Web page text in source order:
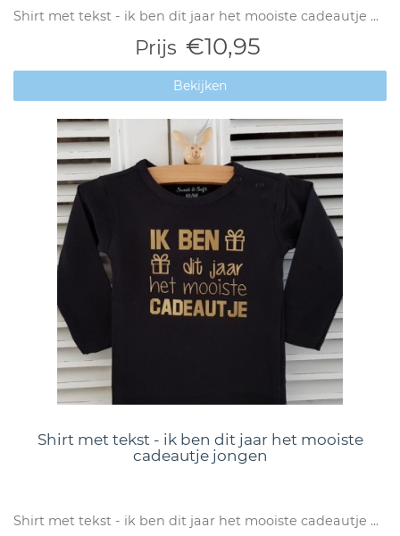
Shirt met tekst - ik ben dit jaar het mooiste cadeautje ...
Prijs €10,95
Bekijken
Shirt met tekst - ik ben dit jaar het mooiste
cadeautje jongen
Shirt met tekst - ik ben dit jaar het mooiste cadeautje ...